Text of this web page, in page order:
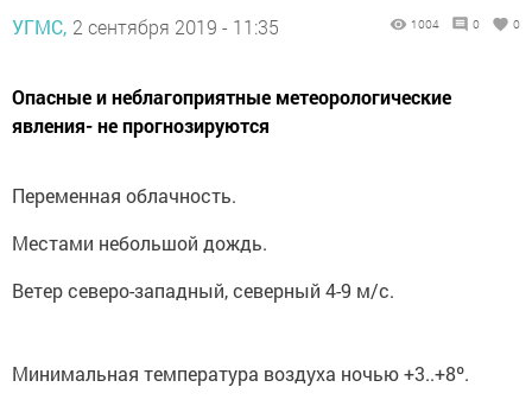
УГМС, 2 сентября 2019 - 11:35 1004 0 0
Опасные и неблагоприятные метеорологические
явления- не прогнозируются
Переменная облачность.
Местами небольшой дождь.
Ветер северо-западный, северный 4-9 м/с.
Минимальная температура воздуха ночью +3..+8º.